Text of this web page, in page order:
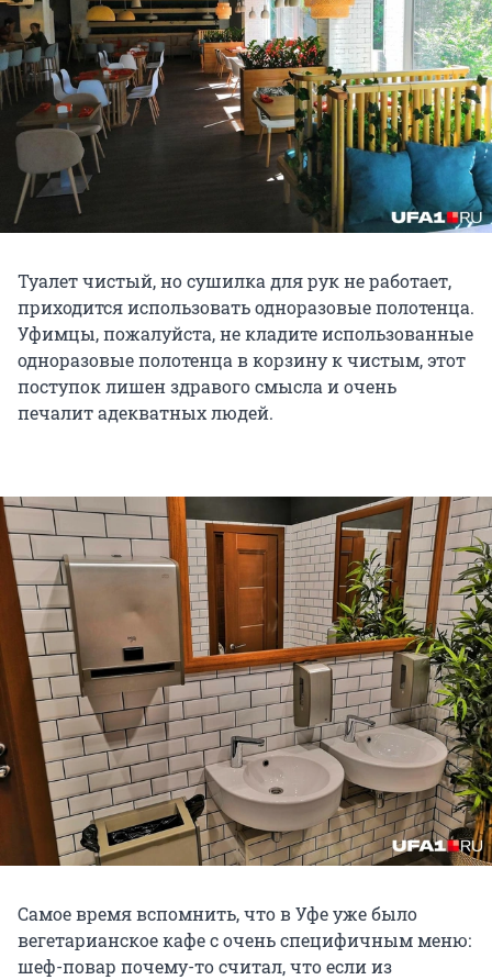
Туалет чистый, но сушилка для рук не работает,
приходится использовать одноразовые полотенца.
Уфимцы, пожалуйста, не кладите использованные
одноразовые полотенца в корзину к чистым, этот
поступок лишен здравого смысла и очень
печалит адекватных людей.
Самое время вспомнить, что в Уфе уже было
вегетарианское кафе с очень специфичным меню:
шеф-повар почему-то считал, что если из